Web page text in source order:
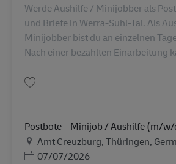
Werde Aushilfe / Minijobber als
und Briefe in Werra-Suhl-Tal. Als
Minijobber bist du an einzelnen
Nach einer bezahlten Einarbeitung
Postbote – Minijob / Aushilfe (m/w/
Địa điểm
Amt Creuzburg, Thüringen,
Posted Date
07/07/2026